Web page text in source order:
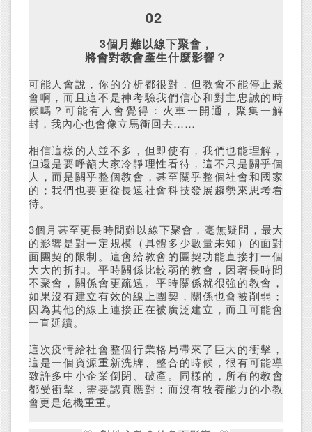
02
3個月難以線下聚會，
將會對教會產生什麼影響？
可能人會說，你的分析都很對，但教會不能停止聚
會啊，而且這不是神考驗我們信心和對主忠誠的時
候嗎？可能有人會覺得：火車一開通，聚集一解
封，我內心也會像立馬衝回去……
相信這樣的人並不多，但即使有，我們也能理解，
但還是要呼籲大家冷靜理性看待，這不只是關乎個
人，而是關乎整個教會，甚至關乎整個社會和國家
的；我們也要更從長遠社會科技發展趨勢來思考看
待。
3個月甚至更長時間難以線下聚會，毫無疑問，最大
的影響是對一定規模（具體多少數量未知）的面對
面團契的限制。這會給教會的團契功能直接打一個
大大的折扣。平時關係比較弱的教會，因著長時間
不聚會，關係會更疏遠。平時關係就很強的教會，
如果沒有建立有效的線上團契，關係也會被削弱；
因為其他的線上連接正在被廣泛建立，而且可能會
一直延續。
這次疫情給社會整個行業格局帶來了巨大的衝擊，
這是一個資源重新洗牌、整合的時候，很有可能導
致許多中小企業倒閉、破產。同樣的，所有的教會
都受衝擊，需要認真應對；而沒有牧養能力的小教
會更是危機重重。